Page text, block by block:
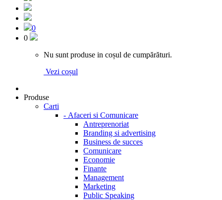
0
0
Nu sunt produse in coșul de cumpărături.
Vezi coșul
Produse
Carti
- Afaceri si Comunicare
Antreprenoriat
Branding si advertising
Business de succes
Comunicare
Economie
Finante
Management
Marketing
Public Speaking